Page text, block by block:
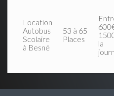
Location
Autobus
Scolaire
à Besné
53 à 65
Places
la